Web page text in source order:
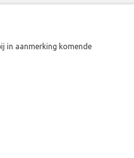
in aanmerking komende